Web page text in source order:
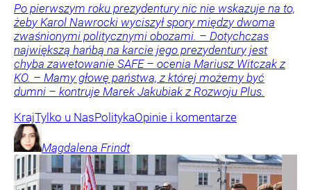
Po pierwszym roku prezydentury nic nie wskazuje na to,
żeby Karol Nawrocki wyciszył spory między dwoma
zwaśnionymi politycznymi obozami. – Dotychczas
największą hańbą na karcie jego prezydentury jest
chyba zawetowanie SAFE – ocenia Mariusz Witczak z
KO. – Mamy głowę państwa, z której możemy być
dumni – kontruje Marek Jakubiak z Rozwoju Plus.
KrajTylko u NasPolitykaOpinie i komentarze
Magdalena Frindt